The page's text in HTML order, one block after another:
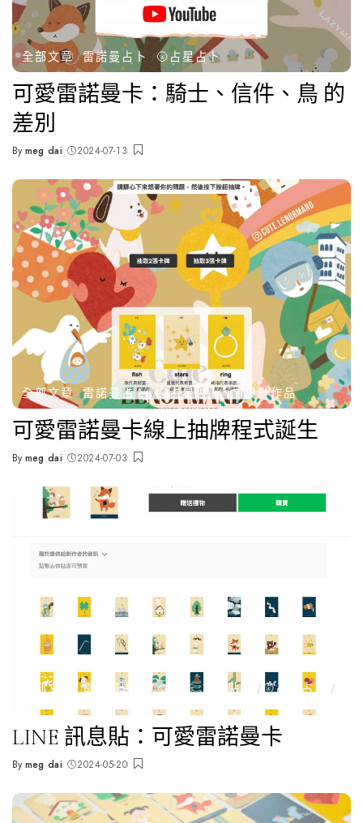
全部文章 雷諾曼占卜 🌝占星占卜
可愛雷諾曼卡：騎士、信件、鳥 的
差別
Posted
By meg dai 2024-07-13
全部文章 雷諾曼占卜 🌝占星占卜 🗂️設計作品
可愛雷諾曼卡線上抽牌程式誕生
Posted
By meg dai 2024-07-03
全部文章 雷諾曼占卜 🎨LINE 主題貼圖 🌝占星占卜
🗂️設計作品
LINE 訊息貼：可愛雷諾曼卡
Posted
By meg dai 2024-05-20